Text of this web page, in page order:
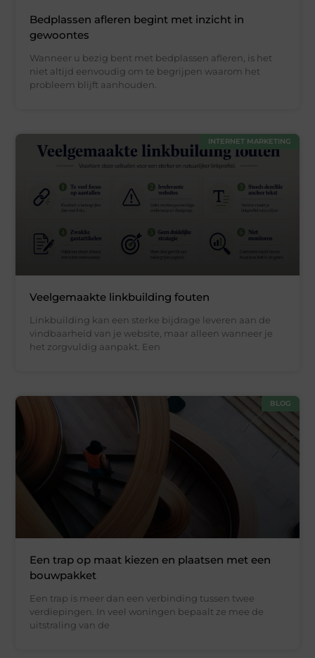
Bedplassen afleren begint met inzicht in
gewoontes
Wanneer u bezig bent met bedplassen afleren, is het
niet altijd eenvoudig om te begrijpen waarom het
probleem blijft aanhouden.
INTERNET MARKETING
Veelgemaakte linkbuilding fouten
Linkbuilding kan een sterke bijdrage leveren aan de
vindbaarheid van je website, maar alleen wanneer je
het zorgvuldig aanpakt. Een
BLOG
Een trap op maat kiezen en plaatsen met een
bouwpakket
Een trap is meer dan een verbinding tussen twee
verdiepingen. In veel woningen bepaalt ze mee de
uitstraling van de